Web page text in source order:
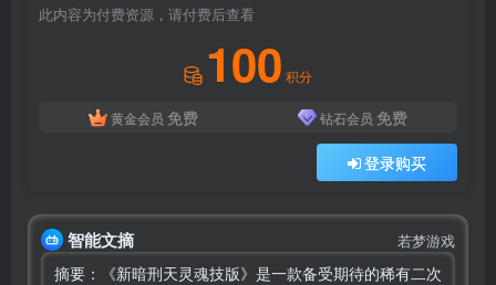
此内容为付费资源，请付费后查看
100 积分
黄金会员 免费 钻石会员 免费
登录购买
智能文摘 若梦游戏
摘要：《新暗刑天灵魂技版》是一款备受期待的稀有二次